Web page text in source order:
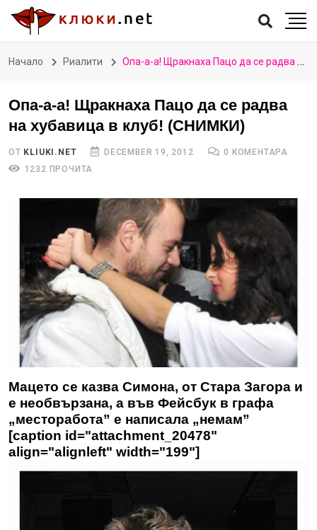
Начало Риалити Опа-а-а! Щракнаха Пацо да се радва на хубавица в клуб! (СНИМКИ)
Опа-а-а! Щракнаха Пацо да се радва
на хубавица в клуб! (СНИМКИ)
ОТ KLIUKI.NET DECEMBER 19, 2012
0 КОМЕНТАРА
1232 ПРОЧИТА
Мацето се казва Симона, от Стара Загора и
е необвързана, а във Фейсбук в графа
„месторабота” е написала „немам”
[caption id="attachment_20478"
align="alignleft" width="199"]